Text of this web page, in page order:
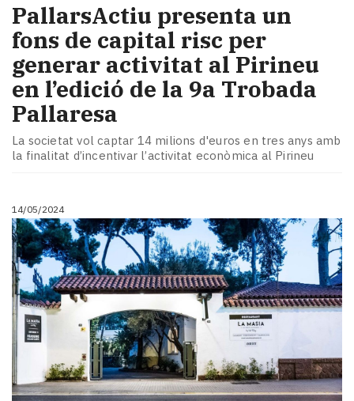
PallarsActiu presenta un
fons de capital risc per
generar activitat al Pirineu
en l’edició de la 9a Trobada
Pallaresa
La societat vol captar 14 milions d'euros en tres anys amb
la finalitat d’incentivar l’activitat econòmica al Pirineu
14/05/2024